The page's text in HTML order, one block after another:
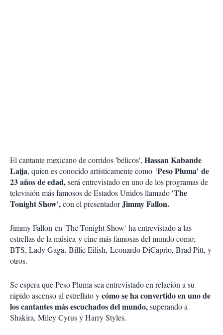
El cantante mexicano de corridos 'bélicos', Hassan Kabande
Laija, quien es conocido artísticamente como ‘Peso Pluma’ de
23 años de edad,será entrevistado en uno de los programas de
televisión más famosos de Estados Unidos llamado 'The
Tonight Show',con el presentadorJimmy Fallon.
Jimmy Fallon en 'The Tonight Show' ha entrevistado a las
estrellas de la música y cine más famosas del mundo como;
BTS, Lady Gaga, Billie Eilish, Leonardo DiCaprio, Brad Pitt, y
otros.
Se espera que Peso Pluma sea entrevistado en relación a su
rápido ascenso al estrellato ycómo se ha convertido en uno de
los cantantes más escuchados del mundo,superando a
Shakira, Miley Cyrus y Harry Styles.